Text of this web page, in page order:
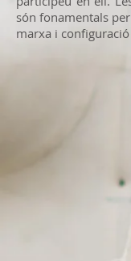
són fonamentals
marxa i